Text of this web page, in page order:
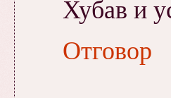
Хубав и
Отговор